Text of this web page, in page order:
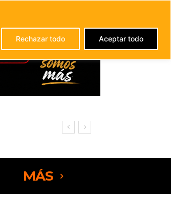
Rechazar todo Aceptar todo
MÁS